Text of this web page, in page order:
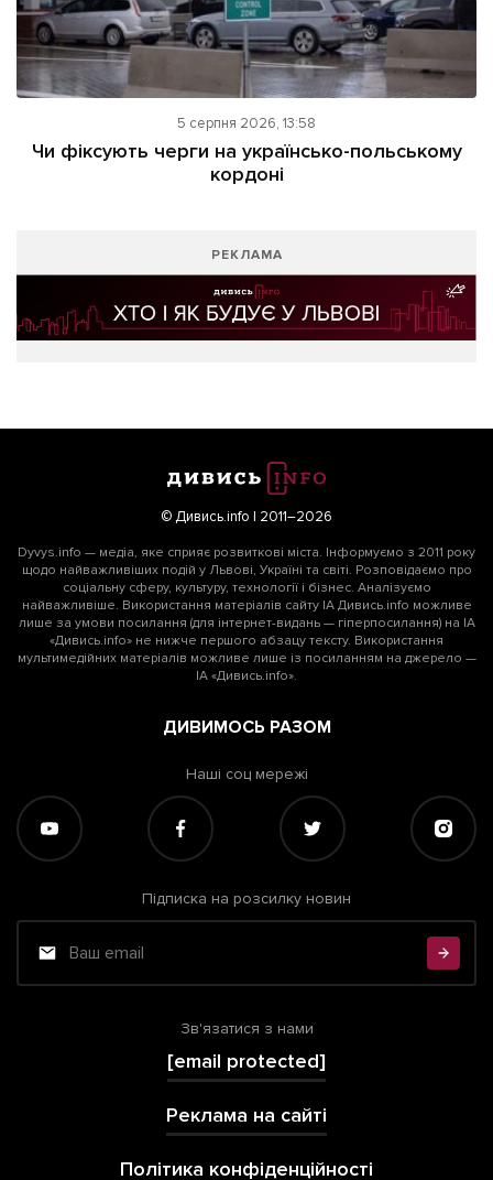
5 серпня 2026, 13:58
Чи фіксують черги на українсько-польському
кордоні
РЕКЛАМА
© Дивись.info | 2011–2026
Dyvys.info — медіа, яке сприяє розвиткові міста. Інформуємо з 2011 року
щодо найважливіших подій у Львові, Україні та світі. Розповідаємо про
соціальну сферу, культуру, технології і бізнес. Аналізуємо
найважливіше. Використання матеріалів сайту ІА Дивись.info можливе
лише за умови посилання (для інтернет-видань — гіперпосилання) на ІА
«Дивись.info» не нижче першого абзацу тексту. Використання
мультимедійних матеріалів можливе лише із посиланням на джерело —
ІА «Дивись.info».
ДИВИМОСЬ РАЗОМ
Наші соц мережі
Підписка на розсилку новин
Зв'язатися з нами
[email protected]
Реклама на сайті
Політика конфіденційності